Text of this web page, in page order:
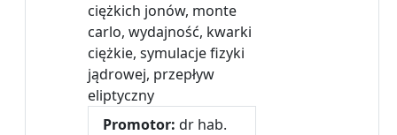
ciężkich jonów, monte
carlo, wydajność, kwarki
ciężkie, symulacje fizyki
jądrowej, przepływ
eliptyczny
Promotor: dr hab.